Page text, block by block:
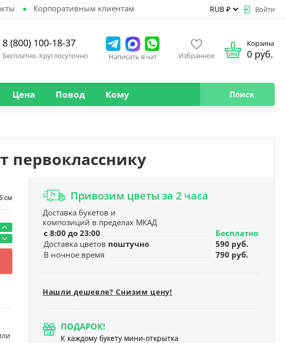
Корпоративным клиентам RUB ₽ Войти
8 (800) 100-18-37
Бесплатно. Круглосуточно Написать в чат Избранное
Корзина
0 руб.
Цена Повод Кому Поиск
первокласснику
см Привозим цветы за 2 часа
Доставка букетов и
композиций в пределах МКАД
с 8:00 до 23:00
Бесплатно
Доставка цветов поштучно
590 руб.
В ночное время
790 руб.
Нашли дешевле? Снизим цену!
ПОДАРОК!
К каждому букету мини-открытка